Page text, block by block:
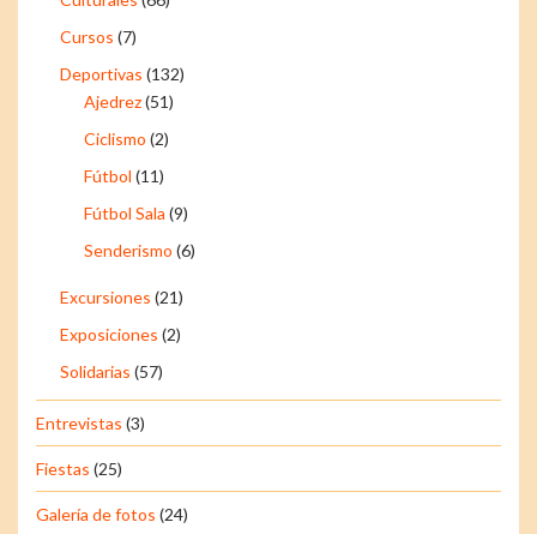
Cursos (7)
Deportivas (132)
Ajedrez(51)
Ciclismo (2)
Fútbol (11)
Fútbol Sala (9)
Senderismo (6)
Excursiones (21)
Exposiciones (2)
Solidarias (57)
Entrevistas (3)
Fiestas (25)
Galería de fotos (24)